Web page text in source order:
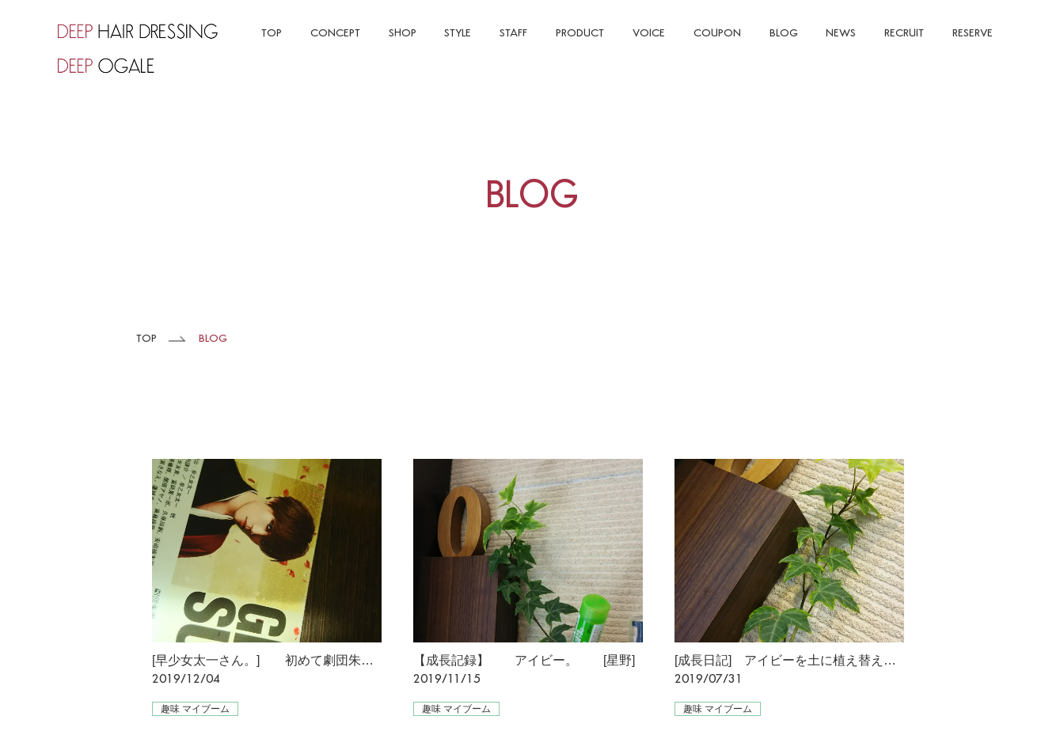
TOP CONCEPT SHOP STYLE STAFF PRODUCT VOICE COUPON BLOG NEWS RECRUIT RESERVE
BLOG
TOP BLOG
[早少女太一さん。] 初めて劇団朱雀の舞台をみてきました [星野]
2019/12/04
趣味 マイブーム
【成長記録】 アイビー。 [星野]
2019/11/15
趣味 マイブーム
[成長日記] アイビーを土に植え替えです [星野]
2019/07/31
趣味 マイブーム